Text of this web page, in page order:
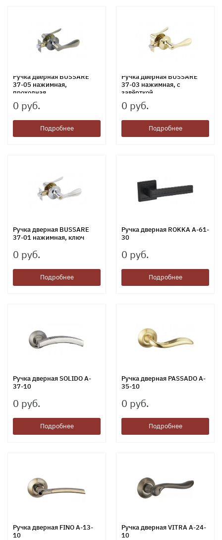
Ручка дверная BUSSARE
37-05 нажимная,
проходная
0 руб.
Подробнее
Ручка дверная BUSSARE
37-03 нажимная, с
завёрткой
0 руб.
Подробнее
Ручка дверная BUSSARE
37-01 нажимная, ключ
0 руб.
Подробнее
Ручка дверная ROKKA A-61-
30
0 руб.
Подробнее
Ручка дверная SOLIDO A-
37-10
0 руб.
Подробнее
Ручка дверная PASSADO A-
35-10
0 руб.
Подробнее
Ручка дверная FINO A-13-
10
Ручка дверная VITRA A-24-
10